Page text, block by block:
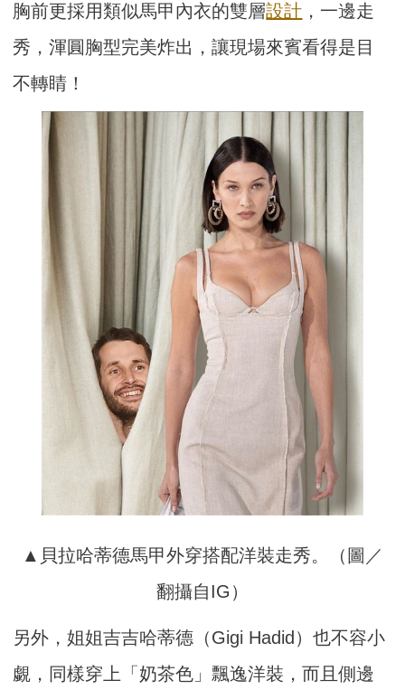
胸前更採用類似馬甲內衣的雙層設計 ，一邊走
秀，渾圓胸型完美炸出，讓現場來賓看得是目
不轉睛！
▲貝拉哈蒂德馬甲外穿搭配洋裝走秀。（圖／
翻攝自IG）
另外，姐姐吉吉哈蒂德（Gigi Hadid）也不容小
覷，同樣穿上「奶茶色」飄逸洋裝，而且側邊